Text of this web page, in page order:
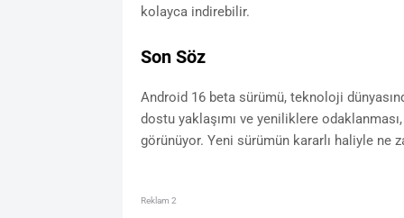
kolayca indirebilir.
Son Söz
Android 16 beta sürümü, teknoloji
dostu yaklaşımı ve yeniliklere
görünüyor. Yeni sürümün kararlı haliyle ne
Reklam 2